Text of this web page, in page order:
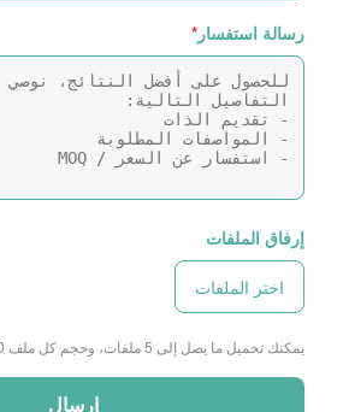
رسالة استفسار *
إرفاق الملفات
اختر الملفات
يمكنك تحميل ما يصل إلى 5 ملفات، وحجم كل ملف 10 ميجابايت كحد أقصى.
إرسال